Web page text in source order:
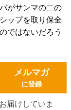
がサンマの二の
ップを取り保全
ではないだろう
メルマガ
に登録
届けしていま